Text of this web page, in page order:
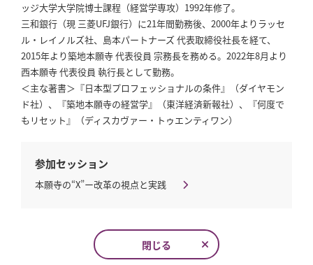
ッジ大学大学院博士課程（経営学専攻）1992年修了。
三和銀行（現 三菱UFJ銀行）に21年間勤務後、2000年よりラッセ
ル・レイノルズ社、島本パートナーズ 代表取締役社長を経て、
2015年より築地本願寺 代表役員 宗務長を務める。2022年8月より
西本願寺 代表役員 執行長として勤務。
＜主な著書＞『日本型プロフェッショナルの条件』（ダイヤモン
ド社）、『築地本願寺の経営学』（東洋経済新報社）、『何度で
もリセット』（ディスカヴァー・トゥエンティワン）
参加セッション
本願寺の“X”ー改革の視点と実践
閉じる